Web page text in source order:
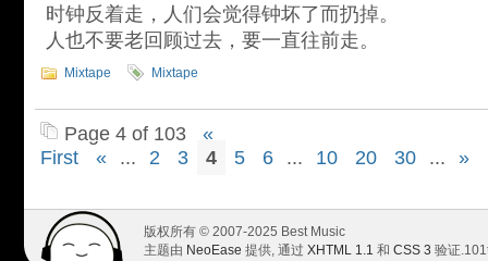
时钟反着走，人们会觉得钟坏了而扔掉。
人也不要老回顾过去，要一直往前走。
Mixtape Mixtape
Page 4 of 103
«
First
« ... 2 3 4 5 6 ... 10 20 30 ... »
版权所有 © 2007-2025 Best Music
主题由 NeoEase 提供, 通过 XHTML 1.1 和 CSS 3 验证.